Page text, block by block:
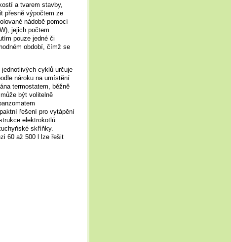
a tvarem stavby,
přesně výpočtem ze
nádobě pomocí
jejich počtem
pouze jedné či
období, čímž se
jednotlivých cyklů určuje
nároku na umístění
termostatem, běžně
být volitelně
řešení pro vytápění
elektrokotlů
skříňky.
60 až 500 l lze řešit